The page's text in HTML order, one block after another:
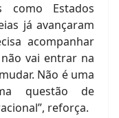
como Estados
já avançaram
acompanhar
vai entrar na
Não é uma
questão de
reforça.